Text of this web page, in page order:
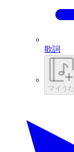
歌詞
マイうた